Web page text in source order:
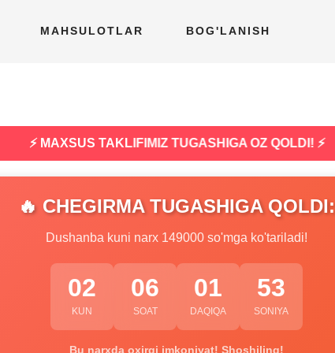
MAHSULOTLAR BOG'LANISH
⚡ MAXSUS TAKLIFIMIZ TUGASHIGA OZ QOLDI! ⚡
🔥 CHEGIRMA TUGASHIGA QOLDI:
Dushanba kuni narx 149000 so'mga ko'tariladi!
02
KUN
06
SOAT
01
DAQIQA
52
SONIYA
Bu narxda oxirgi imkoniyat! Shoshiling!